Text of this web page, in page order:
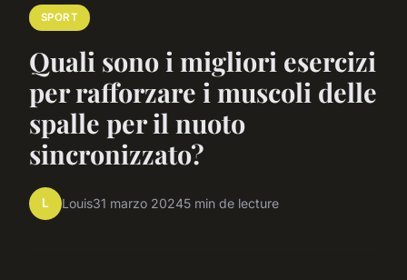
SPORT
Quali sono i migliori esercizi
per rafforzare i muscoli delle
spalle per il nuoto
sincronizzato?
L Louis31 marzo 20245 min de lecture